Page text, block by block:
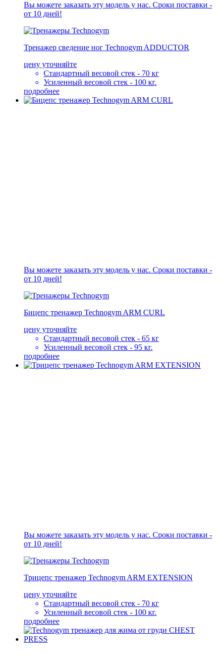
Вы можете заказать эту модель у нас. Сроки поставки -
от 10 дней!
Тренажер сведение ног Technogym ADDUCTOR
цену уточняйте
Стандартный весовой стек - 70 кг
Усиленный весовой стек - 100 кг.
подробнее
Вы можете заказать эту модель у нас. Сроки поставки -
от 10 дней!
Бицепс тренажер Technogym ARM CURL
цену уточняйте
Стандартный весовой стек - 65 кг
Усиленный весовой стек - 95 кг.
подробнее
Вы можете заказать эту модель у нас. Сроки поставки -
от 10 дней!
Трицепс тренажер Technogym ARM EXTENSION
цену уточняйте
Стандартный весовой стек - 70 кг
Усиленный весовой стек - 100 кг.
подробнее